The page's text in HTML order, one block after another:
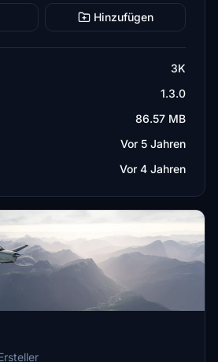
Hinzufügen
3K
1.3.0
86.57 MB
Vor 5 Jahren
Vor 4 Jahren